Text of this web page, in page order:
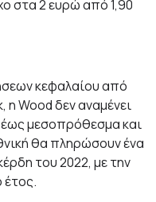
στα 2 ευρώ από 1,90
κεφαλαίου από
η Wood δεν αναμένει
μεσοπρόθεσμα και
θα πληρώσουν ένα
του 2022, με την
έτος.